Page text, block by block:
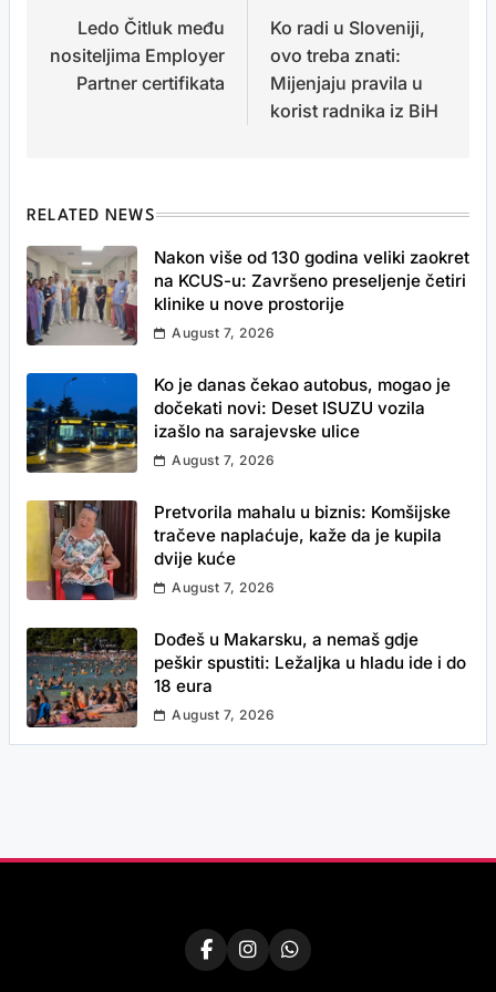
navigation
Ledo Čitluk među
nositeljima Employer
Partner certifikata
Ko radi u Sloveniji,
ovo treba znati:
Mijenjaju pravila u
korist radnika iz BiH
RELATED NEWS
Nakon više od 130 godina veliki zaokret
na KCUS-u: Završeno preseljenje četiri
klinike u nove prostorije
August 7, 2026
Ko je danas čekao autobus, mogao je
dočekati novi: Deset ISUZU vozila
izašlo na sarajevske ulice
August 7, 2026
Pretvorila mahalu u biznis: Komšijske
tračeve naplaćuje, kaže da je kupila
dvije kuće
August 7, 2026
Dođeš u Makarsku, a nemaš gdje
peškir spustiti: Ležaljka u hladu ide i do
18 eura
August 7, 2026